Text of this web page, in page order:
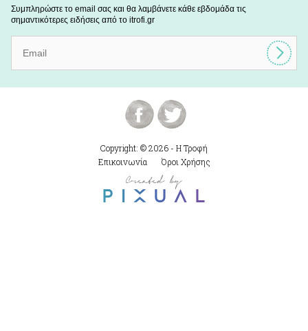
Συμπληρώστε το email σας και θα λαμβάνετε κάθε εβδομάδα τις
σημαντικότερες ειδήσεις από το itrofi.gr
Copyright: © 2026 - Η Τροφή
Επικοινωνία
Όροι Χρήσης